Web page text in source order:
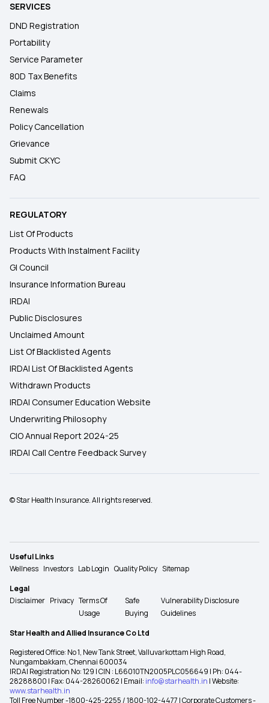
SERVICES
DND Registration
Portability
Service Parameter
80D Tax Benefits
Claims
Renewals
Policy Cancellation
Grievance
Submit CKYC
FAQ
REGULATORY
List Of Products
Products With Instalment Facility
GI Council
Insurance Information Bureau
IRDAI
Public Disclosures
Unclaimed Amount
List Of Blacklisted Agents
IRDAI List Of Blacklisted Agents
Withdrawn Products
IRDAI Consumer Education Website
Underwriting Philosophy
CIO Annual Report 2024-25
IRDAI Call Centre Feedback Survey
© Star Health Insurance. All rights reserved.
Useful Links
Wellness Investors Lab Login Quality Policy Sitemap
Legal
Disclaimer Privacy Terms Of
Usage
Safe
Buying
Vulnerability Disclosure
Guidelines
Star Health and Allied Insurance Co Ltd
Registered Office: No 1, New Tank Street, Valluvarkottam High Road,
Nungambakkam, Chennai 600034
IRDAI Registration No: 129 | CIN : L66010TN2005PLC056649 | Ph: 044-
28288800 | Fax: 044-28260062 | Email: info@starhealth.in | Website:
www.starhealth.in
Toll Free Number -1800-425-2255 / 1800-102-4477 | Corporate Customers -